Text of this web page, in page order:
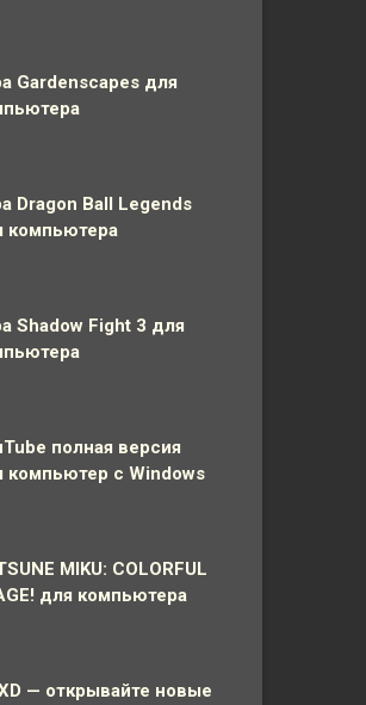
Gardenscapes для
Dragon Ball Legends
компьютера
Shadow Fight 3 для
полная версия
компьютер с Windows
MIKU: COLORFUL
для компьютера
— открывайте новые